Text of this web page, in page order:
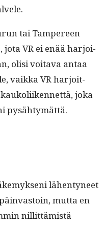
tai Tam­pereen
jota VR ei enää har­joi­
olisi voita­va antaa
vaik­ka VR har­joit­
joka
pysähtymättä.
lähen­tyneet
mut­ta en
nil­lit­tämistä